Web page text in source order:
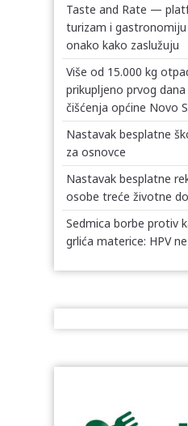
Taste and Rate —
turizam i gastronomiju
onako kako zaslužuju
Više od 15.000 kg
prikupljeno prvog dana
čišćenja općine Novo
Nastavak besplatne
za osnovce
Nastavak besplatne
osobe treće životne
Sedmica borbe protiv
grlića materice: HPV